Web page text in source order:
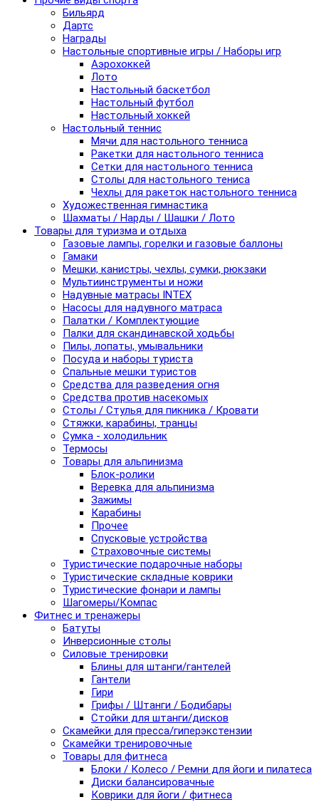
Бильярд
Дартс
Награды
Настольные спортивные игры / Наборы игр
Аэрохоккей
Лото
Настольный баскетбол
Настольный футбол
Настольный хоккей
Настольный теннис
Мячи для настольного тенниса
Ракетки для настольного тенниса
Сетки для настольного тенниса
Столы для настольного тениса
Чехлы для ракеток настольного тенниса
Художественная гимнастика
Шахматы / Нарды / Шашки / Лото
Товары для туризма и отдыха
Газовые лампы, горелки и газовые баллоны
Гамаки
Мешки, канистры, чехлы, сумки, рюкзаки
Мультиинструменты и ножи
Надувные матрасы INTEX
Насосы для надувного матраса
Палатки / Комплектующие
Палки для скандинавской ходьбы
Пилы, лопаты, умывальники
Посуда и наборы туриста
Спальные мешки туристов
Средства для разведения огня
Средства против насекомых
Столы / Стулья для пикника / Кровати
Стяжки, карабины, транцы
Сумка - холодильник
Термосы
Товары для альпинизма
Блок-ролики
Веревка для альпинизма
Зажимы
Карабины
Прочее
Спусковые устройства
Страховочные системы
Туристические подарочные наборы
Туристические складные коврики
Туристические фонари и лампы
Шагомеры/Компас
Фитнес и тренажеры
Батуты
Инверсионные столы
Силовые тренировки
Блины для штанги/гантелей
Гантели
Гири
Грифы / Штанги / Бодибары
Стойки для штанги/дисков
Скамейки для пресса/гиперэкстензии
Скамейки тренировочные
Товары для фитнеса
Блоки / Колесо / Ремни для йоги и пилатеса
Диски балансировачные
Коврики для йоги / фитнеса